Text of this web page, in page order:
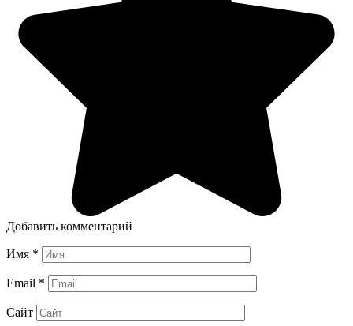
Добавить комментарий
Имя *
Email *
Сайт